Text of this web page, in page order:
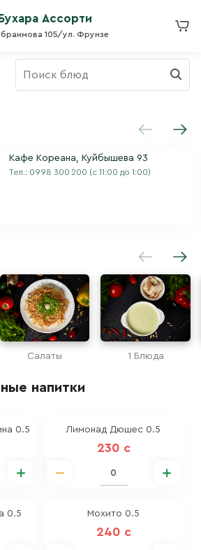
Бухара Ассорти
105/ул. Фрунзе
Кафе Кореана, Куйбышева 93
Тел.: 0998 300 200 (с 11:00 до 1:00)
Салаты 1 Блюда
напитки
0.5 Лимонад Дюшес 0.5
230 c
0.5 Мохито 0.5
240 c